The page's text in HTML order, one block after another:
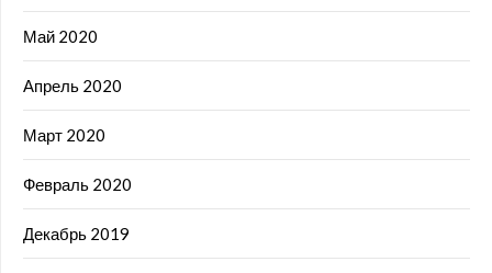
Май 2020
Апрель 2020
Март 2020
Февраль 2020
Декабрь 2019